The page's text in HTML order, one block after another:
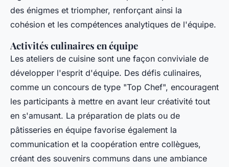
des énigmes et triompher, renforçant ainsi la
cohésion et les compétences analytiques de l'équipe.
Activités culinaires en équipe
Les ateliers de cuisine sont une façon conviviale de
développer l'esprit d'équipe. Des défis culinaires,
comme un concours de type "Top Chef", encouragent
les participants à mettre en avant leur créativité tout
en s'amusant. La préparation de plats ou de
pâtisseries en équipe favorise également la
communication et la coopération entre collègues,
créant des souvenirs communs dans une ambiance